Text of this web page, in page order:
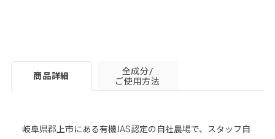
商品詳細
全成分/
ご使用方法
岐阜県郡上市にある有機JAS認定の自社農場で、スタッフ自